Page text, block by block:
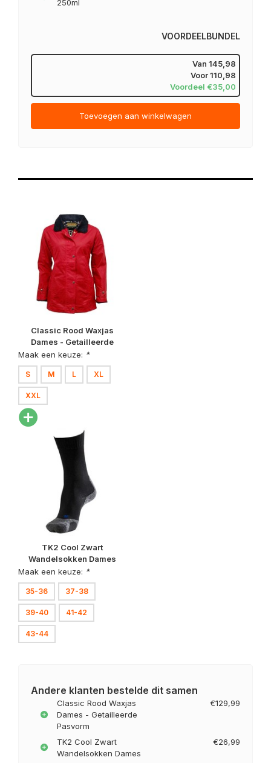
250ml
VOORDEELBUNDEL
Van 145,98
Voor110,98
Voordeel €35,00
Toevoegen aan winkelwagen
Classic Rood Waxjas
Dames - Getailleerde
Pasvorm
Maak een keuze: *
S M L XL
XXL
TK2 Cool Zwart
Wandelsokken Dames
Maak een keuze: *
35-36 37-38
39-40 41-42
43-44
Andere klanten bestelde dit samen
Classic Rood Waxjas
Dames - Getailleerde
Pasvorm
€129,99
TK2 Cool Zwart
Wandelsokken Dames
€26,99